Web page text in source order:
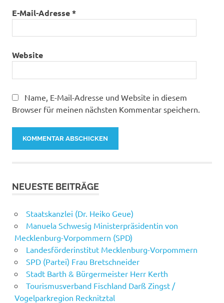
E-Mail-Adresse*
Website
Name, E-Mail-Adresse und Website in diesem
Browser für meinen nächsten Kommentar speichern.
NEUESTE BEITRÄGE
Staatskanzlei (Dr. Heiko Geue)
Manuela Schwesig Ministerpräsidentin von
Mecklenburg-Vorpommern (SPD)
Landesförderinstitut Mecklenburg-Vorpommern
SPD (Partei) Frau Bretschneider
Stadt Barth & Bürgermeister Herr Kerth
Tourismusverband Fischland Darß Zingst /
Vogelparkregion Recknitztal